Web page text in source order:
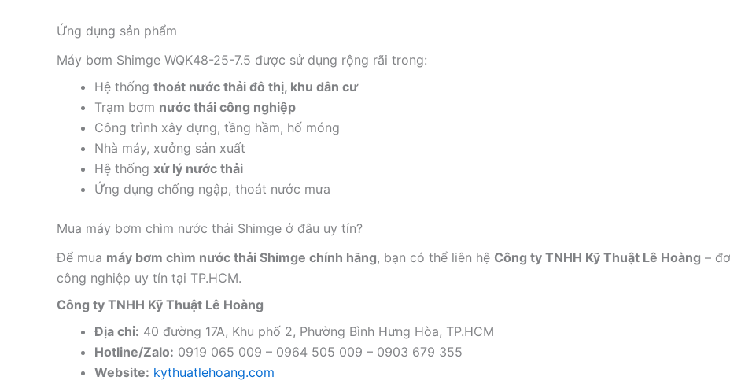
Ứng dụng sản phẩm
Máy bơm Shimge WQK48-25-7.5 được sử dụng rộng rãi trong:
Hệ thống thoát nước thải đô thị, khu dân cư
Trạm bơm nước thải công nghiệp
Công trình xây dựng, tầng hầm, hố móng
Nhà máy, xưởng sản xuất
Hệ thống xử lý nước thải
Ứng dụng chống ngập, thoát nước mưa
Mua máy bơm chìm nước thải Shimge ở đâu uy tín?
Để mua máy bơm chìm nước thải Shimge chính hãng, bạn có thể liên hệ Công ty TNHH Kỹ Thuật Lê Hoàng –
công nghiệp uy tín tại TP.HCM.
Công ty TNHH Kỹ Thuật Lê Hoàng
Địa chỉ: 40 đường 17A, Khu phố 2, Phường Bình Hưng Hòa, TP.HCM
Hotline/Zalo: 0919 065 009 – 0964 505 009 – 0903 679 355
Website: kythuatlehoang.com